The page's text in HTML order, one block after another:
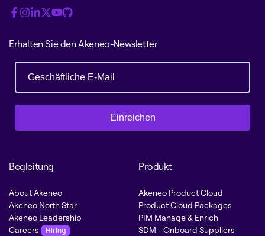
Erhalten Sie den Akeneo-Newsletter
Einreichen
Begleitung
About Akeneo
Akeneo North Star
Akeneo Leadership
Careers
Hiring
Produkt
Akeneo Product Cloud
Product Cloud Packages
PIM Manage & Enrich
SDM - Onboard Suppliers